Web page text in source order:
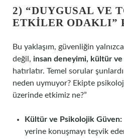
2) “DUYGUSAL VE
ETKILER ODAKLI”
Bu yaklaşım, güvenliğin
değil, insan deneyimi, kültür ve
hatırlatır. Temel sorular
neden uymuyor? Ekipte
üzerinde etkimiz ne?”
Kültür ve Psikolojik Güven:
yerine konuşmayı teşvik